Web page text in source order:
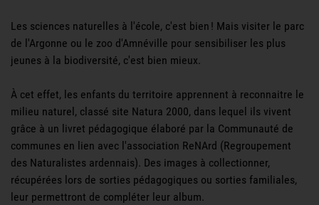
Les sciences naturelles à l'école, c'est bien ! Mais visiter le parc
de l'Argonne ou le zoo d'Amnéville pour sensibiliser les plus
jeunes à la biodiversité, c'est bien mieux.
À cet effet, les enfants du territoire apprennent à reconnaitre le
milieu naturel, classé site Natura 2000, dans lequel ils vivent
grâce à un livret pédagogique élaboré par la Communauté de
communes en lien avec l'association ReNArd (Regroupement
des Naturalistes ardennais). Des images à collectionner,
récupérées lors de sorties pédagogiques ou sorties familiales,
leur permettront de compléter leur album.